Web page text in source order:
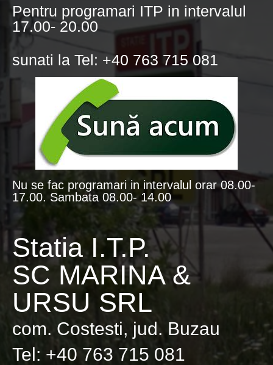
Pentru programari ITP in intervalul
17.00- 20.00
sunati la Tel: +40 763 715 081
Nu se fac programari in intervalul orar 08.00-
17.00. Sambata 08.00- 14.00
Statia I.T.P.
SC MARINA &
URSU SRL
com. Costesti, jud. Buzau
Tel: +40 763 715 081